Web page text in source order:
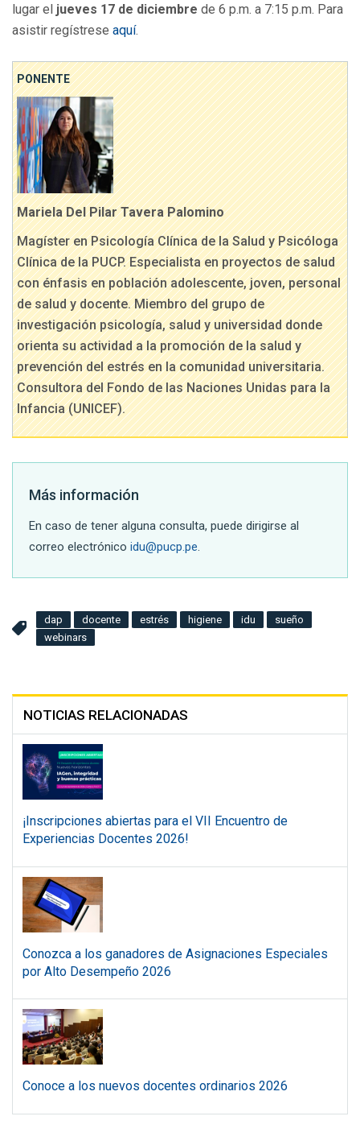
lugar el jueves 17 de diciembre de 6 p.m. a 7:15 p.m. Para
asistir regístrese aquí.
PONENTE
Mariela Del Pilar Tavera Palomino
Magíster en Psicología Clínica de la Salud y Psicóloga
Clínica de la PUCP. Especialista en proyectos de salud
con énfasis en población adolescente, joven, personal
de salud y docente. Miembro del grupo de
investigación psicología, salud y universidad donde
orienta su actividad a la promoción de la salud y
prevención del estrés en la comunidad universitaria.
Consultora del Fondo de las Naciones Unidas para la
Infancia (UNICEF).
Más información
En caso de tener alguna consulta, puede dirigirse al
correo electrónico idu@pucp.pe.
dap docente estrés higiene idu
sueño
webinars
NOTICIAS RELACIONADAS
¡Inscripciones abiertas para el VII Encuentro de
Experiencias Docentes 2026!
Conozca a los ganadores de Asignaciones Especiales
por Alto Desempeño 2026
Conoce a los nuevos docentes ordinarios 2026